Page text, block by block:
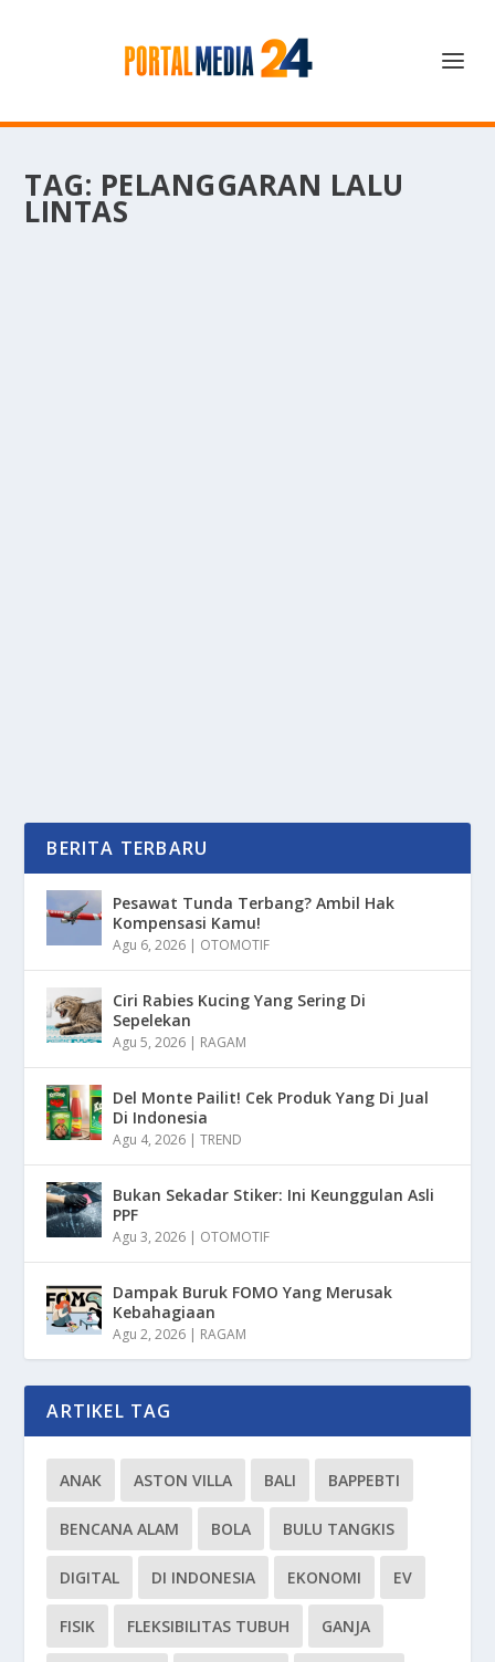
TAG: PELANGGARAN LALU
LINTAS
BERITA TERBARU
Pesawat Tunda Terbang? Ambil Hak
Kompensasi Kamu!
Agu 6, 2026 | OTOMOTIF
Ciri Rabies Kucing Yang Sering Di
Sepelekan
Agu 5, 2026 | RAGAM
Del Monte Pailit! Cek Produk Yang Di Jual
Di Indonesia
Agu 4, 2026 |TREND
Bukan Sekadar Stiker: Ini Keunggulan Asli
PPF
Agu 3, 2026 | OTOMOTIF
Dampak Buruk FOMO Yang Merusak
Kebahagiaan
Agu 2, 2026 | RAGAM
ARTIKEL TAG
ANAK ASTON VILLA BALI BAPPEBTI
BENCANA ALAM BOLA BULU TANGKIS
DIGITAL DI INDONESIA EKONOMI EV
FISIK FLEKSIBILITAS TUBUH GANJA